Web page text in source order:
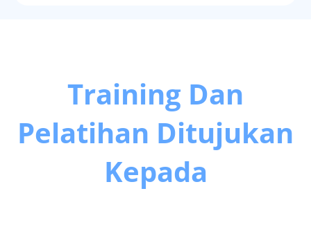
Training Dan
Pelatihan Ditujukan
Kepada